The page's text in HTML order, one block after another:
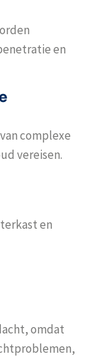
en
complexe
vereisen.
en
omdat